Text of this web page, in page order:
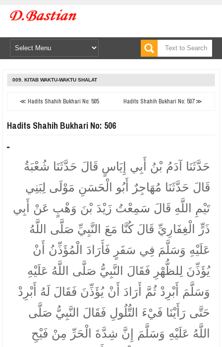
009. KITAB WAKTU-WAKTU SHALAT
≪ Hadits Shahih Bukhari No: 505 Hadits Shahih Bukhari No: 507 ≫
Hadits Shahih Bukhari No: 506
حَدَّثَنَا آدَمُ بْنُ أَبِي إِيَاسٍ قَالَ حَدَّثَنَا شُعْبَةُ
قَالَ حَدَّثَنَا مُهَاجِرٌ أَبُو الْحَسَنِ مَوْلَى لِبَنِي
تَيْمِ اللَّهِ قَالَ سَمِعْتُ زَيْدَ بْنَ وَهْبٍ عَنْ أَبِي
ذَرٍّ الْغِفَارِيِّ قَالَ كُنَّا مَعَ النَّبِيِّ صَلَّى اللَّهُ
عَلَيْهِ وَسَلَّمَ فِي سَفَرٍ فَأَرَادَ الْمُؤَذِّنُ أَنْ
يُؤَذِّنَ لِلظُّهْرِ فَقَالَ النَّبِيُّ صَلَّى اللَّهُ عَلَيْهِ
وَسَلَّمَ أَبْرِدْ ثُمَّ أَرَادَ أَنْ يُؤَذِّنَ فَقَالَ لَهُ أَبْرِدْ
حَتَّى رَأَيْنَا فَيْءَ التُّلُولِ فَقَالَ النَّبِيُّ صَلَّى
اللَّهُ عَلَيْهِ وَسَلَّمَ إِنَّ شِدَّةَ الْحَرِّ مِنْ فَيْحِ